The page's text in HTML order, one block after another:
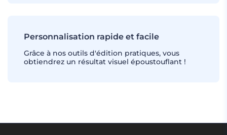
Personnalisation rapide et facile
Grâce à nos outils d'édition pratiques, vous
obtiendrez un résultat visuel époustouflant !